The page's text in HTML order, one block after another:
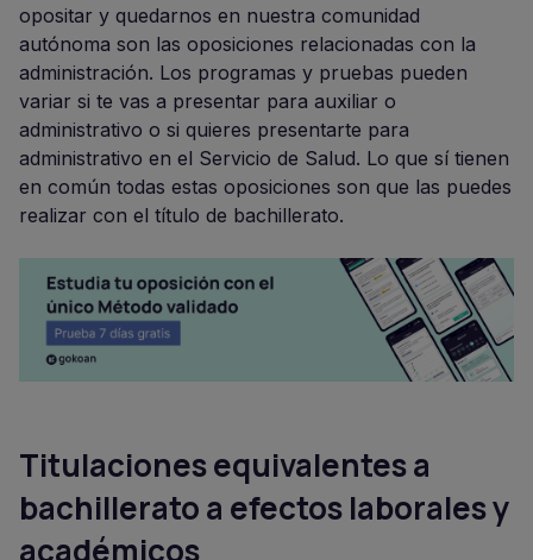
opositar y quedarnos en nuestra comunidad
autónoma son las oposiciones relacionadas con la
administración. Los programas y pruebas pueden
variar si te vas a presentar para auxiliar o
administrativo o si quieres presentarte para
administrativo en el Servicio de Salud. Lo que sí tienen
en común todas estas oposiciones son que las puedes
realizar con el título de bachillerato.
Titulaciones equivalentes a
bachillerato a efectos laborales y
académicos